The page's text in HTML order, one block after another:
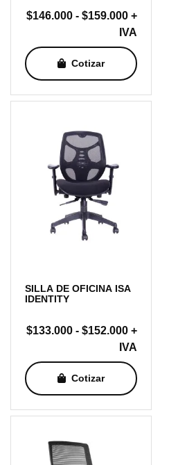
$146.000 - $159.000Rango
de
precios:
desde
$146.000
hasta
+
IVA
Cotizar
SILLA DE OFICINA ISA
IDENTITY
$133.000 - $152.000Rango
de
precios:
desde
$133.000
hasta
+
IVA
Cotizar